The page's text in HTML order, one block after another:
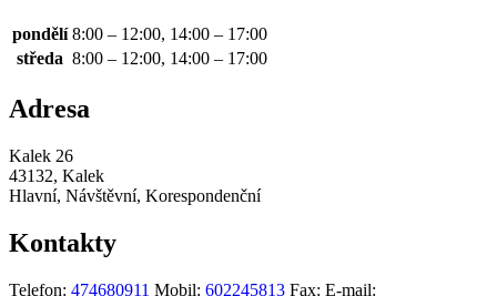
pondělí 8:00 – 12:00, 14:00 – 17:00
středa 8:00 – 12:00, 14:00 – 17:00
Adresa
Kalek 26
43132, Kalek
Hlavní, Návštěvní, Korespondenční
Kontakty
Telefon: 474680911 Mobil: 602245813 Fax: E-mail: